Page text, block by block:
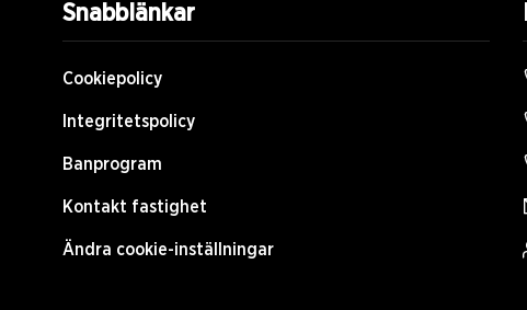
Snabblänkar
Cookiepolicy
Integritetspolicy
Banprogram
Kontakt fastighet
Ändra cookie-inställningar